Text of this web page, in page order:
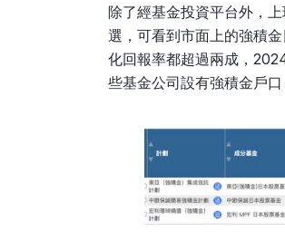
除了經基金投資平台外，
選，可看到市面上的強積
化回報率都超過兩成，
些基金公司設有強積金戶